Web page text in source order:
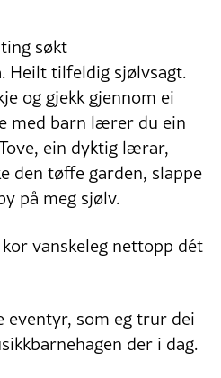
søkt
Heilt tilfeldig sjølvsagt.
og gjekk gjennom ei
med barn lærer du ein
ein dyktig lærar,
den tøffe garden, slappe
på meg sjølv.
vanskeleg nettopp dét
eventyr, som eg trur dei
der i dag.